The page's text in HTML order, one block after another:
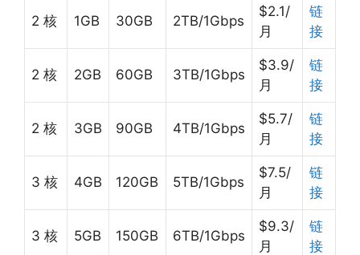
2 核 1GB 30GB 2TB/1Gbps
$2.1/
月
链
接
2 核 2GB 60GB 3TB/1Gbps
$3.9/
月
链
接
2 核 3GB 90GB 4TB/1Gbps
$5.7/
月
链
接
3 核 4GB 120GB 5TB/1Gbps
$7.5/
月
链
接
3 核 5GB 150GB 6TB/1Gbps
$9.3/
月
链
接